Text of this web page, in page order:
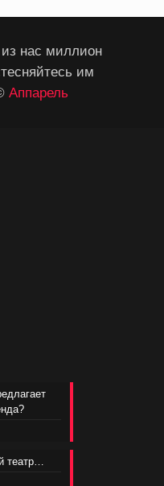
нас миллион
им
Аппарель
театр…